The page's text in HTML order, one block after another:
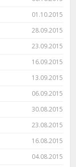
01.10.2015
28.09.2015
23.09.2015
16.09.2015
13.09.2015
06.09.2015
30.08.2015
23.08.2015
16.08.2015
04.08.2015